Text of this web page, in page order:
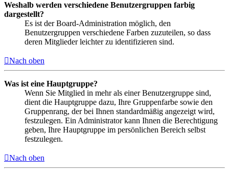
Weshalb werden verschiedene Benutzergruppen farbig
dargestellt?
Es ist der Board-Administration möglich, den
Benutzergruppen verschiedene Farben zuzuteilen, so dass
deren Mitglieder leichter zu identifizieren sind.
Nach oben
Was ist eine Hauptgruppe?
Wenn Sie Mitglied in mehr als einer Benutzergruppe sind,
dient die Hauptgruppe dazu, Ihre Gruppenfarbe sowie den
Gruppenrang, der bei Ihnen standardmäßig angezeigt wird,
festzulegen. Ein Administrator kann Ihnen die Berechtigung
geben, Ihre Hauptgruppe im persönlichen Bereich selbst
festzulegen.
Nach oben